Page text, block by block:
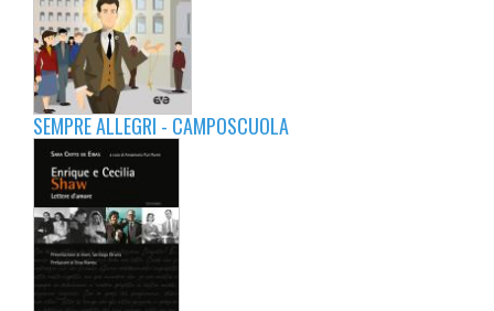
SEMPRE ALLEGRI - CAMPOSCUOLA